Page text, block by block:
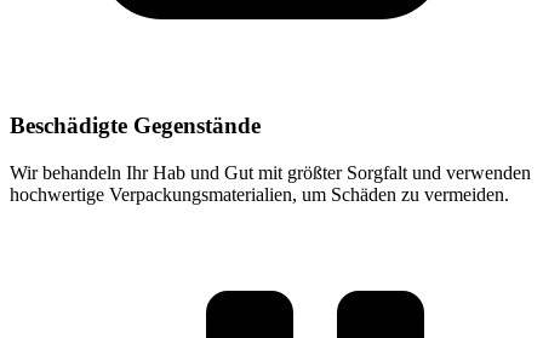
Beschädigte Gegenstände
Wir behandeln Ihr Hab und Gut mit größter Sorgfalt und verwenden
hochwertige Verpackungsmaterialien, um Schäden zu vermeiden.